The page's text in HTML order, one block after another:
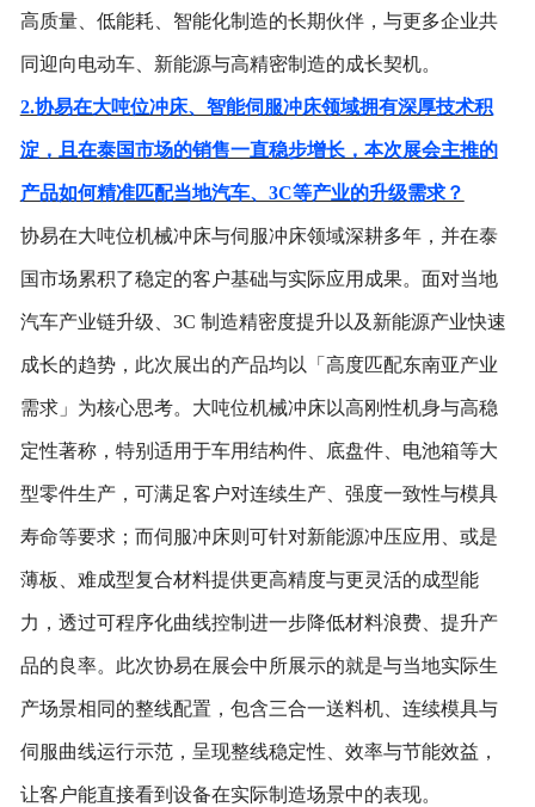
高质量、低能耗、智能化制造的长期伙伴，与更多企业共
同迎向电动车、新能源与高精密制造的成长契机。
2.协易在大吨位冲床、智能伺服冲床领域拥有深厚技术积
淀，且在泰国市场的销售一直稳步增长，本次展会主推的
产品如何精准匹配当地汽车、3C等产业的升级需求？
协易在大吨位机械冲床与伺服冲床领域深耕多年，并在泰
国市场累积了稳定的客户基础与实际应用成果。面对当地
汽车产业链升级、 3C 制造精密度提升以及新能源产业快速
成长的趋势，此次展出的产品均以「高度匹配东南亚产业
需求」为核心思考。大吨位机械冲床以高刚性机身与高稳
定性著称，特别适用于车用结构件、底盘件、电池箱等大
型零件生产，可满足客户对连续生产、强度一致性与模具
寿命等要求；而伺服冲床则可针对新能源冲压应用、或是
薄板、难成型复合材料提供更高精度与更灵活的成型能
力，透过可程序化曲线控制进一步降低材料浪费、提升产
品的良率。此次协易在展会中所展示的就是与当地实际生
产场景相同的整线配置，包含三合一送料机、连续模具与
伺服曲线运行示范，呈现整线稳定性、效率与节能效益，
让客户能直接看到设备在实际制造场景中的表现。